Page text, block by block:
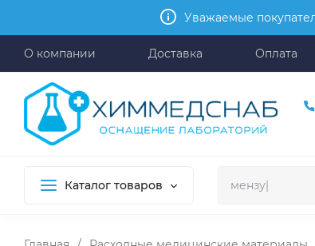
Уважаемые
О компании Доставка Оплата
Каталог товаров